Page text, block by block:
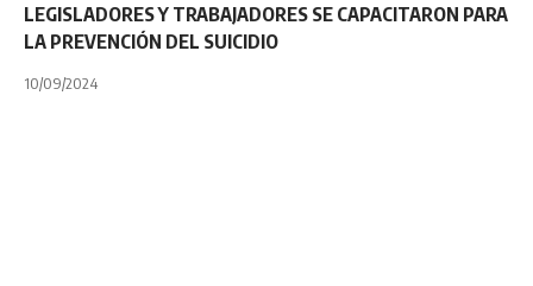
LEGISLADORES Y TRABAJADORES SE CAPACITARON PARA
LA PREVENCIÓN DEL SUICIDIO
10/09/2024